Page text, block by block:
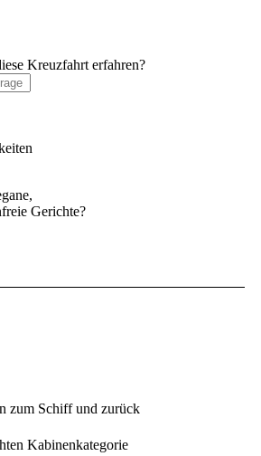
Kreuzfahrt erfahren?
Gerichte?
zum Schiff und zurück
Kabinenkategorie